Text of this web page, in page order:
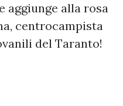
aggiunge alla rosa
centrocampista
del Taranto!